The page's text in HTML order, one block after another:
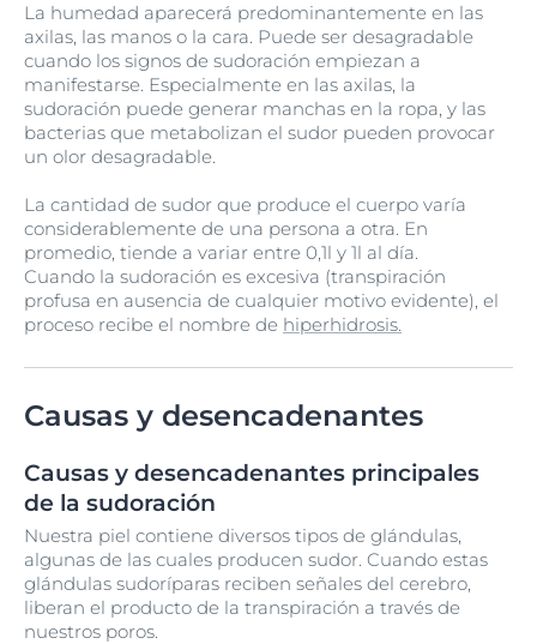
La humedad aparecerá predominantemente en las
axilas, las manos o la cara. Puede ser desagradable
cuando los signos de sudoración empiezan a
manifestarse. Especialmente en las axilas, la
sudoración puede generar manchas en la ropa, y las
bacterias que metabolizan el sudor pueden provocar
un olor desagradable.
La cantidad de sudor que produce el cuerpo varía
considerablemente de una persona a otra. En
promedio, tiende a variar entre 0,1l y 1l al día.
Cuando la sudoración es excesiva (transpiración
profusa en ausencia de cualquier motivo evidente), el
proceso recibe el nombre de hiperhidrosis.
Causas y desencadenantes
Causas y desencadenantes principales
de la sudoración
Nuestra piel contiene diversos tipos de glándulas,
algunas de las cuales producen sudor. Cuando estas
glándulas sudoríparas reciben señales del cerebro,
liberan el producto de la transpiración a través de
nuestros poros.